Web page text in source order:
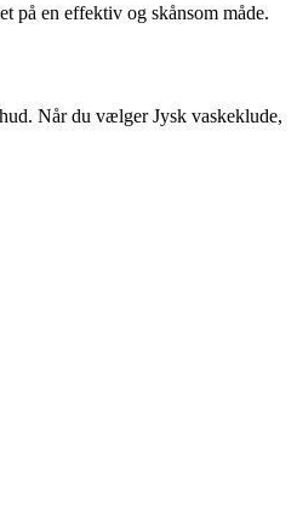
på en effektiv og skånsom måde.
Når du vælger Jysk vaskeklude,